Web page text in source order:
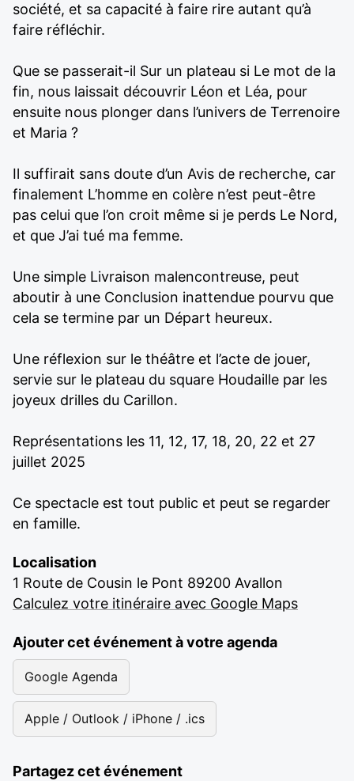
société, et sa capacité à faire rire autant qu’à
faire réfléchir.
Que se passerait-il Sur un plateau si Le mot de la
fin, nous laissait découvrir Léon et Léa, pour
ensuite nous plonger dans l’univers de Terrenoire
et Maria ?
Il suffirait sans doute d’un Avis de recherche, car
finalement L’homme en colère n’est peut-être
pas celui que l’on croit même si je perds Le Nord,
et que J’ai tué ma femme.
Une simple Livraison malencontreuse, peut
aboutir à une Conclusion inattendue pourvu que
cela se termine par un Départ heureux.
Une réflexion sur le théâtre et l’acte de jouer,
servie sur le plateau du square Houdaille par les
joyeux drilles du Carillon.
Représentations les 11, 12, 17, 18, 20, 22 et 27
juillet 2025
Ce spectacle est tout public et peut se regarder
en famille.
Localisation
1 Route de Cousin le Pont 89200 Avallon
Calculez votre itinéraire avec Google Maps
Ajouter cet événement à votre agenda
Google Agenda
Apple / Outlook / iPhone / .ics
Partagez cet événement